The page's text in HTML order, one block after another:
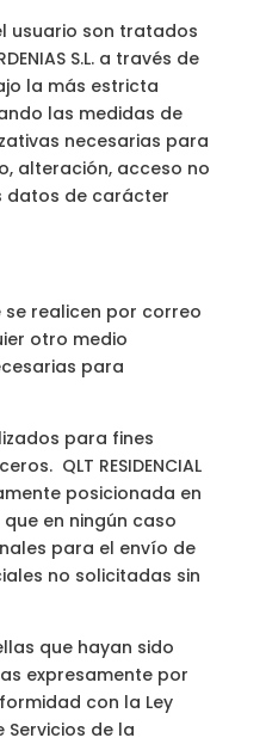
usuario son tratados
S.L. a través de
la más estricta
las medidas de
necesarias para
alteración, acceso no
datos de carácter
se realicen por correo
otro medio
para
para fines
QLT RESIDENCIAL
posicionada en
que en ningún caso
para el envío de
no solicitadas sin
que hayan sido
expresamente por
con la Ley
Servicios de la